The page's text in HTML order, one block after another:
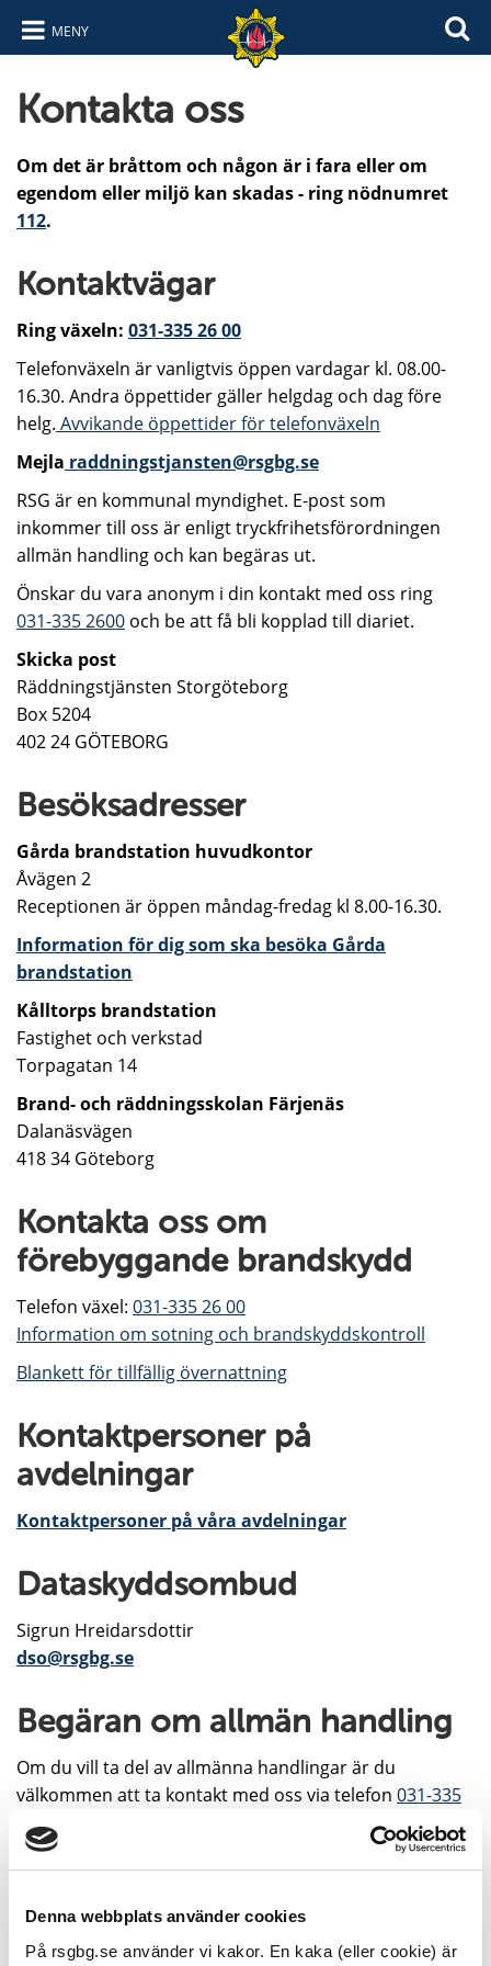
Denna webbplats använder cookies
På rsgbg.se använder vi kakor. En kaka (eller cookie) är
MENY
Hoppa till innehåll
Hoppa till navigering
Kontakta oss
Om det är bråttom och någon är i fara eller om
egendom eller miljö kan skadas - ring nödnumret
112.
Kontaktvägar
Ring växeln: 031-335 26 00
Telefonväxeln är vanligtvis öppen vardagar kl. 08.00-
16.30. Andra öppettider gäller helgdag och dag före
helg. Avvikande öppettider för telefonväxeln
Mejla raddningstjansten@rsgbg.se
RSG är en kommunal myndighet. E-post som
inkommer till oss är enligt tryckfrihetsförordningen
allmän handling och kan begäras ut.
Önskar du vara anonym i din kontakt med oss ring
031-335 2600 och be att få bli kopplad till diariet.
Skicka post
Räddningstjänsten Storgöteborg
Box 5204
402 24 GÖTEBORG
Besöksadresser
Gårda brandstation huvudkontor
Åvägen 2
Receptionen är öppen måndag-fredag kl 8.00-16.30.
Information för dig som ska besöka Gårda
brandstation
Kålltorps brandstation
Fastighet och verkstad
Torpagatan 14
Brand- och räddningsskolan Färjenäs
Dalanäsvägen
418 34 Göteborg
Kontakta oss om
förebyggande brandskydd
Telefon växel: 031-335 26 00
Information om sotning och brandskyddskontroll
Blankett för tillfällig övernattning
Kontaktpersoner på
avdelningar
Kontaktpersoner på våra avdelningar
Dataskyddsombud
Sigrun Hreidarsdottir
dso@rsgbg.se
Begäran om allmän handling
Om du vill ta del av allmänna handlingar är du
välkommen att ta kontakt med oss via telefon 031-335
26 00
raddningstjansten@rsgbg.se
Räddningstjänsten Storgöteborg
FE 359 Scancloud